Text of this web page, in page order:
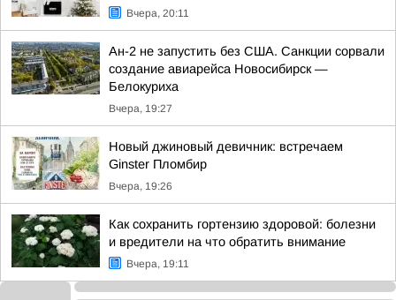
Вчера, 20:11
Ан-2 не запустить без США. Санкции сорвали
создание авиарейса Новосибирск —
Белокуриха
Вчера, 19:27
Новый джиновый девичник: встречаем
Ginster Пломбир
Вчера, 19:26
Как сохранить гортензию здоровой: болезни
и вредители на что обратить внимание
Вчера, 19:11